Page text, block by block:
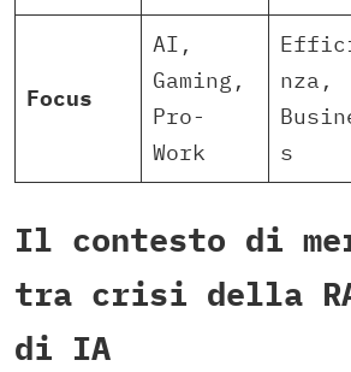
Focus
AI,
Gaming,
Pro-
Work
nza,
s
Il contesto di
tra crisi della
di IA